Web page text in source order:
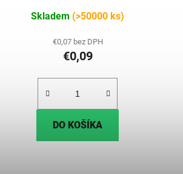
Skladem (>50000 ks)
€0,07 bez DPH
€0,09
DO KOŠÍKA